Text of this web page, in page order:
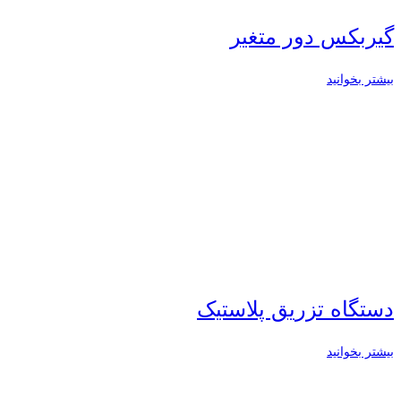
گیربکس دور متغیر
بیشتر بخوانید
دستگاه تزریق پلاستیک
بیشتر بخوانید